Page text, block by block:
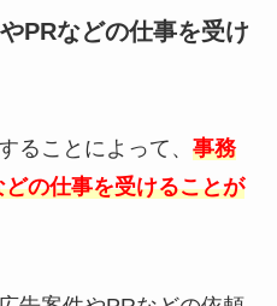
PRなどの仕事を受け
ることによって、 事務
の仕事を受けることが